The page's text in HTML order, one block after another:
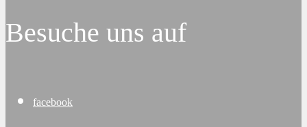
Besuche uns auf
facebook